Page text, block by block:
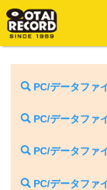
PC/データファ
PC/データファ
PC/データファ
PC/データファ